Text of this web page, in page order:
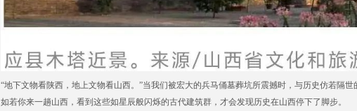
“地下文物看陕西，地上文物看山西。”当我们被宏大的兵马俑墓葬坑所震撼时，与历史仿若隔世
如若你来一趟山西，看到这些如星辰般闪烁的古代建筑群，才会发现历史在山西停下了脚步。